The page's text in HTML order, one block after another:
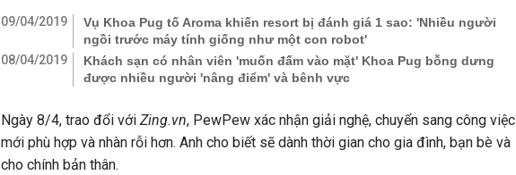
09/04/2019
Vụ Khoa Pug tố Aroma khiến resort bị đánh giá 1 sao: 'Nhiều người
ngồi trước máy tính giống như một con robot'
08/04/2019
Khách sạn có nhân viên 'muốn đấm vào mặt' Khoa Pug bỗng dưng
được nhiều người 'nâng điểm' và bênh vực
Ngày 8/4, trao đổi với Zing.vn, PewPew xác nhận giải nghệ, chuyển sang công việc
mới phù hợp và nhàn rỗi hơn. Anh cho biết sẽ dành thời gian cho gia đình, bạn bè và
cho chính bản thân.